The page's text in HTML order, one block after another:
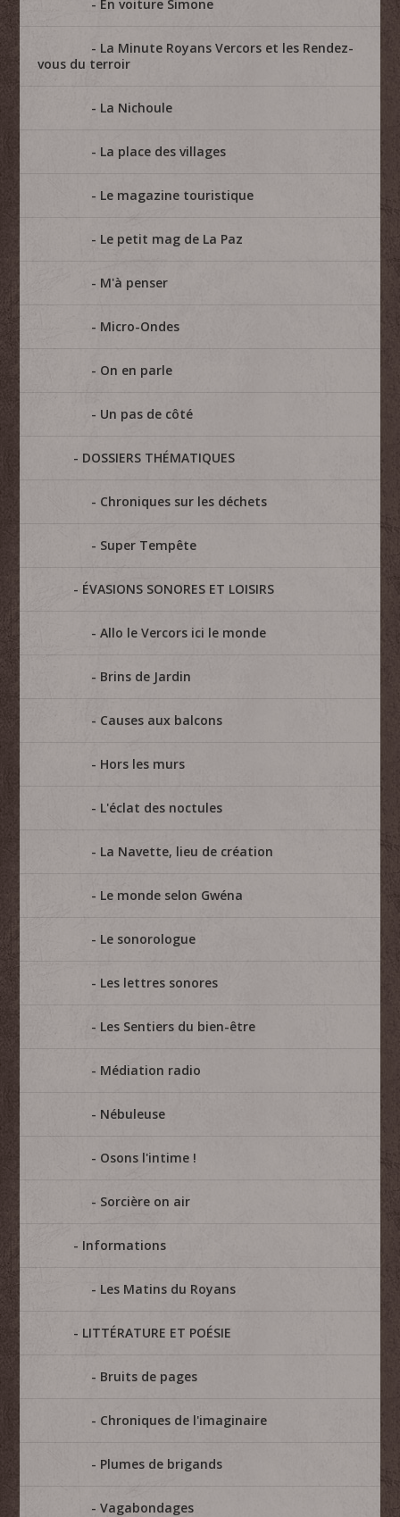
En voiture Simone
La Minute Royans Vercors et les Rendez-
vous du terroir
La Nichoule
La place des villages
Le magazine touristique
Le petit mag de La Paz
M'à penser
Micro-Ondes
On en parle
Un pas de côté
DOSSIERS THÉMATIQUES
Chroniques sur les déchets
Super Tempête
ÉVASIONS SONORES ET LOISIRS
Allo le Vercors ici le monde
Brins de Jardin
Causes aux balcons
Hors les murs
L'éclat des noctules
La Navette, lieu de création
Le monde selon Gwéna
Le sonorologue
Les lettres sonores
Les Sentiers du bien-être
Médiation radio
Nébuleuse
Osons l'intime !
Sorcière on air
Informations
Les Matins du Royans
LITTÉRATURE ET POÉSIE
Bruits de pages
Chroniques de l'imaginaire
Plumes de brigands
Vagabondages